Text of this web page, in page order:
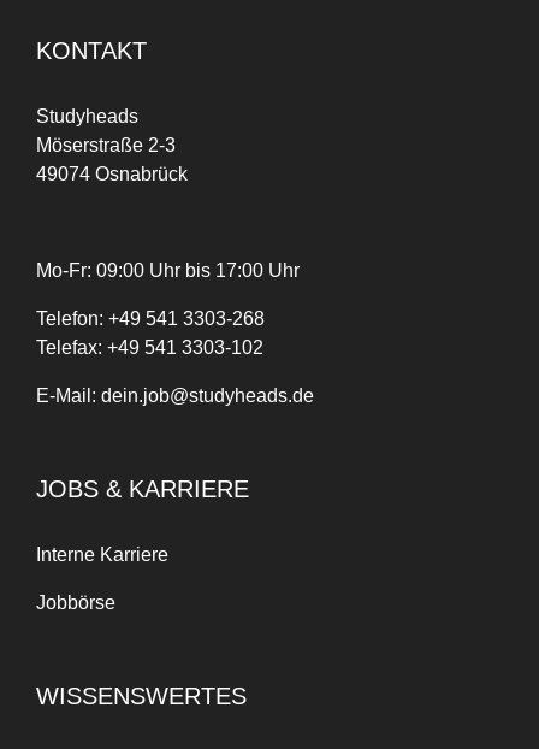
KONTAKT
Studyheads
Möserstraße 2-3
49074 Osnabrück
Mo-Fr: 09:00 Uhr bis 17:00 Uhr
Telefon: +49 541 3303-268
Telefax: +49 541 3303-102
E-Mail: dein.job@studyheads.de
JOBS & KARRIERE
Interne Karriere
Jobbörse
WISSENSWERTES